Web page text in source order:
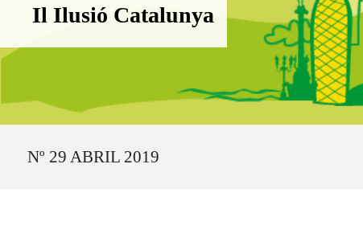
Boletín Il·lusió Catalunya
Il Ilusió Catalunya
Nº 29 ABRIL 2019